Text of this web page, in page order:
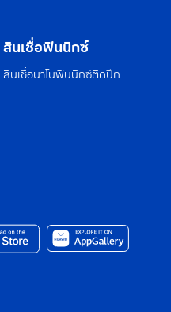
สินเชื่อฟินนิกซ์
สินเชื่อนาโนฟินนิกซ์ติดปีก